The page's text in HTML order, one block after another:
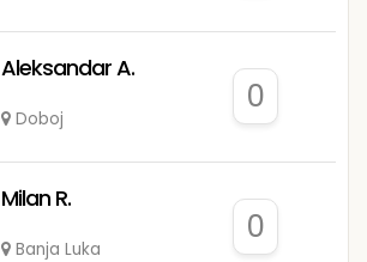
Aleksandar A.
Doboj
0
Milan R.
Banja Luka
0